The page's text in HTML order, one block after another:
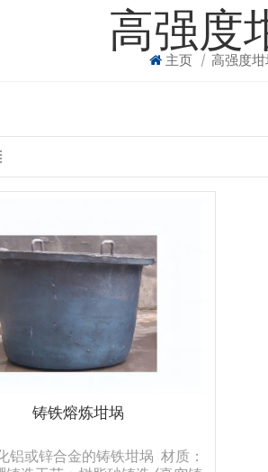
高强度
主页 | 高强度坩
铸铁熔炼坩埚
铝或锌合金的铸铁坩埚 材质：